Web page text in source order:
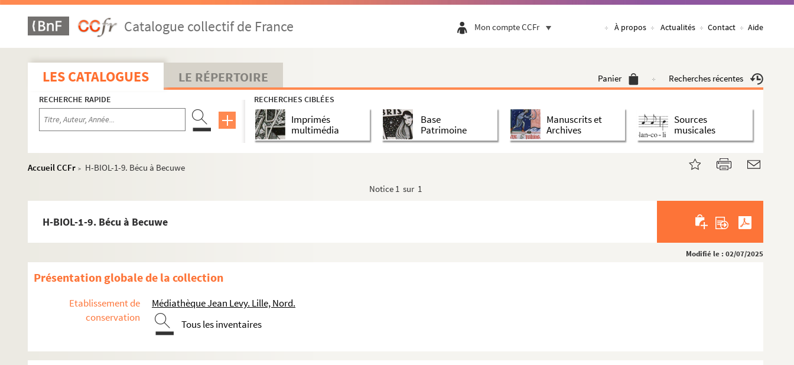
Catalogue collectif de France Mon compte CCFr À propos Actualités Contact Aide
LES CATALOGUES LE RÉPERTOIRE Panier Recherches récentes
RECHERCHE RAPIDE RECHERCHES CIBLÉES
Imprimés
multimédia
Base
Patrimoine
Manuscrits et
Archives
Sources
musicales
Accueil CCFr >
H-BIOL-1-9. Bécu à Becuwe
Notice 1 sur 1
H-BIOL-1-9. Bécu à Becuwe
Modifié le : 02/07/2025
Présentation globale de la collection
Etablissement de
conservation
Médiathèque Jean Levy. Lille, Nord.
Tous les inventaires
H-BIOL. Biographies de personnages lillois
H-BIOL-1. Acheray à Benvignat